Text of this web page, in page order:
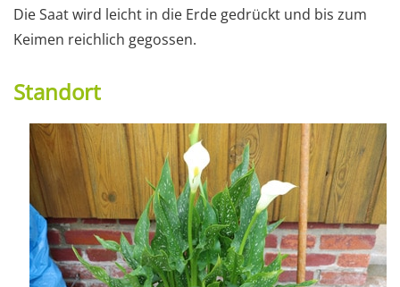
Die Saat wird leicht in die Erde gedrückt und bis zum
Keimen reichlich gegossen.
Standort